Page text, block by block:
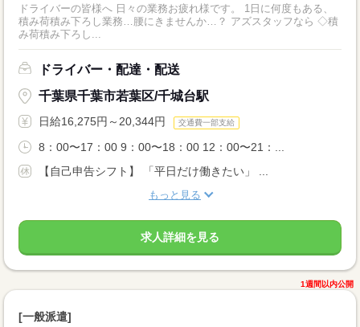
ドライバーの皆様へ 日々の業務お疲れ様です。 1日に何度もある、
積み荷積み下ろし業務…腰にきませんか…？ アズスタッフなら ◇積
み荷積み下ろし...
ドライバー・配達・配送
千葉県千葉市若葉区/千城台駅
日給16,275円～20,344円 交通費一部支給
8：00〜17：00 9：00〜18：00 12：00〜21：...
【自己申告シフト】 「平日だけ働きたい」 ...
もっと見る
求人詳細を見る
1週間以内公開
[一般派遣]